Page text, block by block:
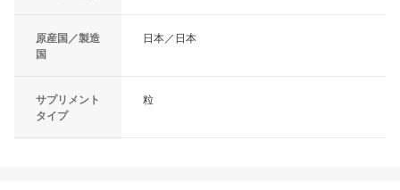
原産国／製造
国
日本／日本
サプリメント
タイプ
粒